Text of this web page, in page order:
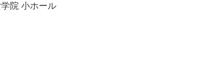
院 小ホール